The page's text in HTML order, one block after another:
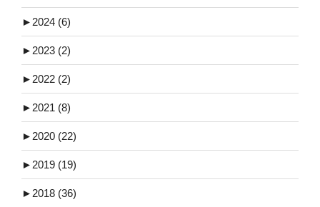
► 2024 (6)
► 2023 (2)
► 2022 (2)
► 2021 (8)
► 2020 (22)
► 2019 (19)
► 2018 (36)